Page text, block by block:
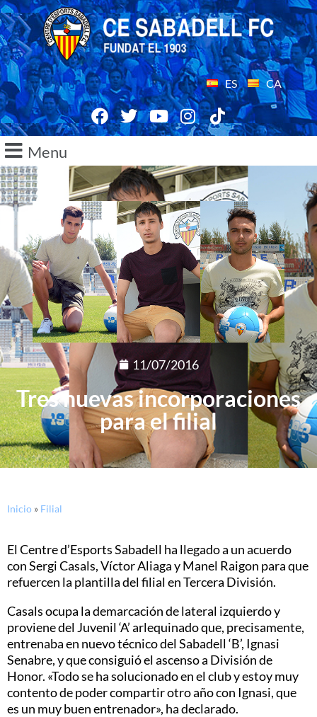
ES CA
Menu
11/07/2016
Tres nuevas incorporaciones
para el filial
Inicio » Filial
El Centre d’Esports Sabadell ha llegado a un acuerdo
con Sergi Casals, Víctor Aliaga y Manel Raigon para que
refuercen la plantilla del filial en Tercera División.
Casals ocupa la demarcación de lateral izquierdo y
proviene del Juvenil ‘A’ arlequinado que, precisamente,
entrenaba en nuevo técnico del Sabadell ‘B’, Ignasi
Senabre, y que consiguió el ascenso a División de
Honor. «Todo se ha solucionado en el club y estoy muy
contento de poder compartir otro año con Ignasi, que
es un muy buen entrenador», ha declarado.